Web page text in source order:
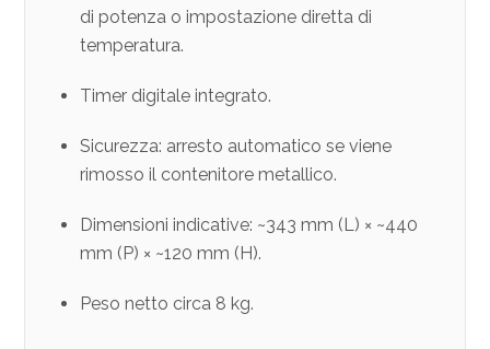
di potenza o impostazione diretta di
temperatura.
Timer digitale integrato.
Sicurezza: arresto automatico se viene
rimosso il contenitore metallico.
Dimensioni indicative: ~343 mm (L) × ~440
mm (P) × ~120 mm (H).
Peso netto circa 8 kg.